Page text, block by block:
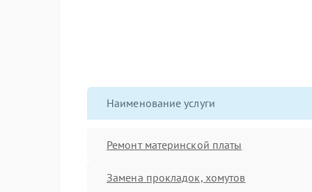
Наименование услуги
Ремонт материнской платы
Замена прокладок, хомутов